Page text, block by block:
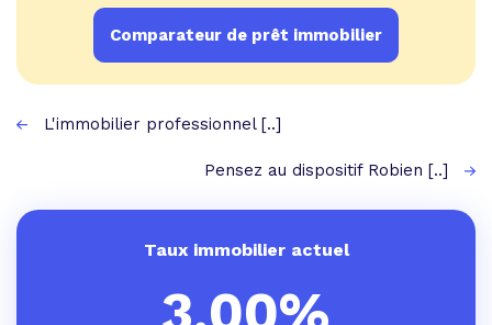
Comparateur de prêt immobilier
L'immobilier professionnel [..]
Pensez au dispositif Robien [..]
Taux immobilier actuel